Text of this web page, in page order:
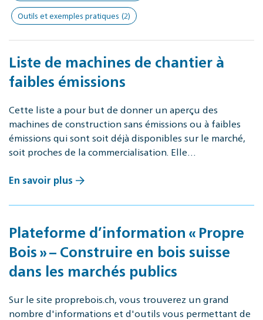
Outils et exemples pratiques (2)
Liste de machines de chantier à
faibles émissions
Cette liste a pour but de donner un aperçu des
machines de construction sans émissions ou à faibles
émissions qui sont soit déjà disponibles sur le marché,
soit proches de la commercialisation. Elle…
En savoir plus
Plateforme d’information « Propre
Bois » – Construire en bois suisse
dans les marchés publics
Sur le site proprebois.ch, vous trouverez un grand
nombre d'informations et d'outils vous permettant de